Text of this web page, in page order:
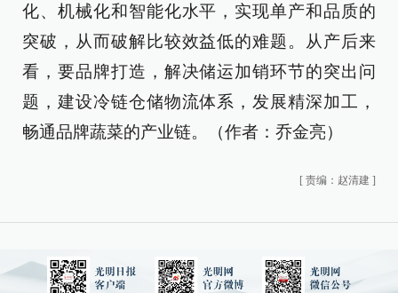
化、机械化和智能化水平，实现单产和品质的
突破，从而破解比较效益低的难题。从产后来
看，要品牌打造，解决储运加销环节的突出问
题，建设冷链仓储物流体系，发展精深加工，
畅通品牌蔬菜的产业链。（作者：乔金亮）
[ 责编：赵清建 ]